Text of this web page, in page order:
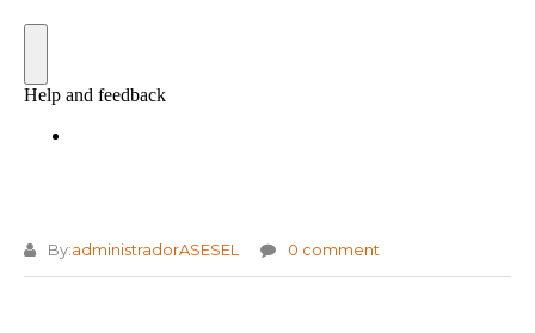
By:administradorASESEL 0 comment